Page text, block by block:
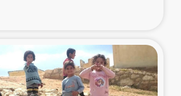
区における被災住民への緊急支援
農を通した女性グループの生計支援